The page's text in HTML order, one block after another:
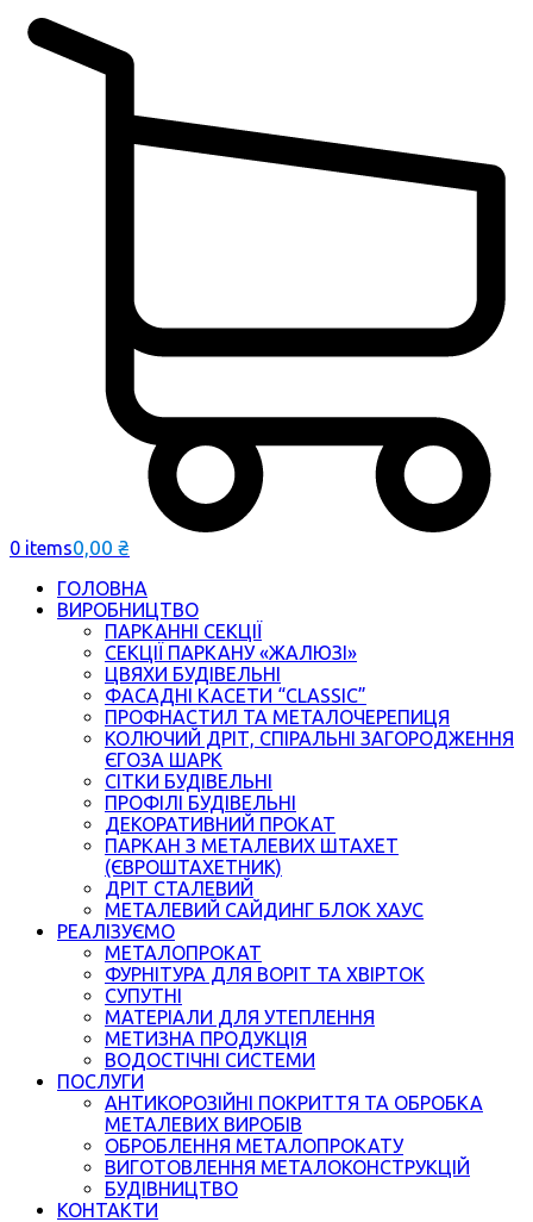
0 items0,00 ₴
ГОЛОВНА
ВИРОБНИЦТВО
ПАРКАННІ СЕКЦІЇ
СЕКЦІЇ ПАРКАНУ «ЖАЛЮЗІ»
ЦВЯХИ БУДІВЕЛЬНІ
ФАСАДНІ КАСЕТИ “CLASSIC”
ПРОФНАСТИЛ ТА МЕТАЛОЧЕРЕПИЦЯ
КОЛЮЧИЙ ДРІТ, СПІРАЛЬНІ ЗАГОРОДЖЕННЯ
ЄГОЗА ШАРК
СІТКИ БУДІВЕЛЬНІ
ПРОФІЛІ БУДІВЕЛЬНІ
ДЕКОРАТИВНИЙ ПРОКАТ
ПАРКАН З МЕТАЛЕВИХ ШТАХЕТ
(ЄВРОШТАХЕТНИК)
ДРІТ СТАЛЕВИЙ
МЕТАЛЕВИЙ САЙДИНГ БЛОК ХАУС
РЕАЛІЗУЄМО
МЕТАЛОПРОКАТ
ФУРНІТУРА ДЛЯ ВОРІТ ТА ХВІРТОК
СУПУТНІ
МАТЕРІАЛИ ДЛЯ УТЕПЛЕННЯ
МЕТИЗНА ПРОДУКЦІЯ
ВОДОСТІЧНІ СИСТЕМИ
ПОСЛУГИ
АНТИКОРОЗІЙНІ ПОКРИТТЯ ТА ОБРОБКА
МЕТАЛЕВИХ ВИРОБІВ
ОБРОБЛЕННЯ МЕТАЛОПРОКАТУ
ВИГОТОВЛЕННЯ МЕТАЛОКОНСТРУКЦІЙ
БУДІВНИЦТВО
КОНТАКТИ